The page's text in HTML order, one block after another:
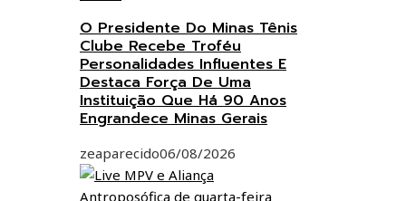
O Presidente Do Minas Tênis
Clube Recebe Troféu
Personalidades Influentes E
Destaca Força De Uma
Instituição Que Há 90 Anos
Engrandece Minas Gerais
zeaparecido06/08/2026